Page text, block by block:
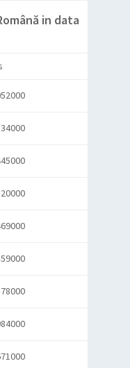
in data